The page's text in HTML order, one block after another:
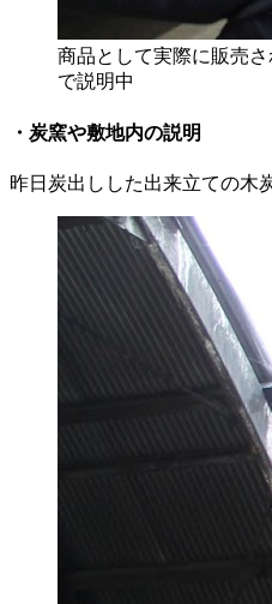
商品として実際に販売
で説明中
・炭窯や敷地内の説明
昨日炭出しした出来立ての木